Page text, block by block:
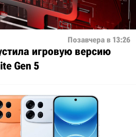
Позавчера в 13:26
игровую версию
Gen 5